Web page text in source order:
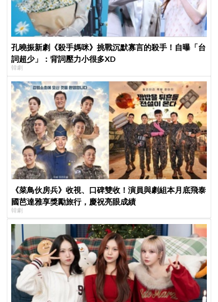
孔曉振新劇《殺手媽咪》挑戰沉默寡言的殺手！自曝「台
詞超少」：背詞壓力小很多XD
韓劇
《菜鳥伙房兵》收視、口碑雙收！演員與劇組本月底飛泰
國芭達雅享獎勵旅行，慶祝亮眼成績
韓劇